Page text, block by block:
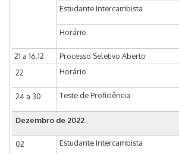
Estudante Intercambista
Horário
21 a 16.12 Processo Seletivo Aberto
22
Horário
24 a 30 Teste de Proficiência
Dezembro de 2022
02 Estudante Intercambista